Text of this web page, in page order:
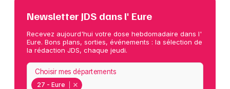
Newsletter JDS dans l' Eure
Recevez aujourd'hui votre dose hebdomadaire dans l'
Eure. Bons plans, sorties, événements : la sélection de
la rédaction JDS, chaque jeudi.
27 - Eure
Choisir mes départements